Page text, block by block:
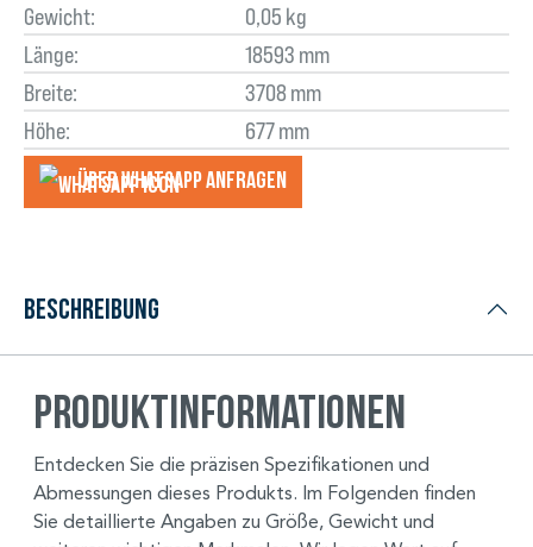
Gewicht:
0,05 kg
Länge:
18593 mm
Breite:
3708 mm
Höhe:
677 mm
Über WhatsApp anfragеn
Beschreibung
Produktinformationen
Entdecken Sie die präzisen Spezifikationen und
Abmessungen dieses Produkts. Im Folgenden finden
Sie detaillierte Angaben zu Größe, Gewicht und